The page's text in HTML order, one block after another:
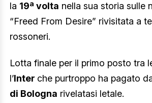
la 19ª volta nella sua storia sulle
“Freed From Desire” rivisitata a
rossoneri.
Lotta finale per il primo posto tra
l’Inter che purtroppo ha pagato
di Bologna rivelatasi letale.